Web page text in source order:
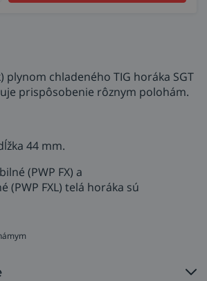
plynom chladeného TIG horáka SGT
prispôsobenie rôznym polohám.
44 mm.
(PWP FX) a
(PWP FXL) telá horáka sú